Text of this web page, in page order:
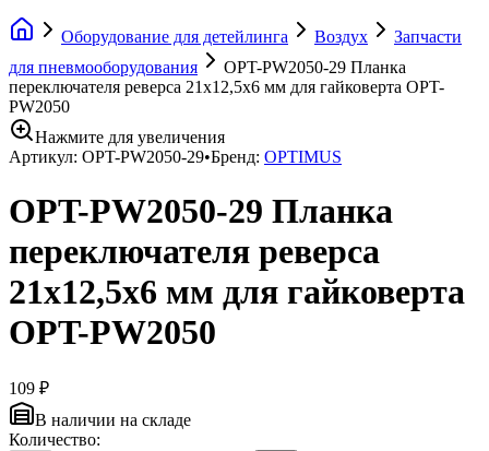
Оборудование для детейлинга Воздух
Запчасти
для пневмооборудования
OPT-PW2050-29 Планка
переключателя реверса 21х12,5х6 мм для гайковерта OPT-
PW2050
Нажмите для увеличения
Артикул: OPT-PW2050-29•Бренд: OPTIMUS
OPT-PW2050-29 Планка
переключателя реверса
21х12,5х6 мм для гайковерта
OPT-PW2050
109 ₽
В наличии на складе
Количество: